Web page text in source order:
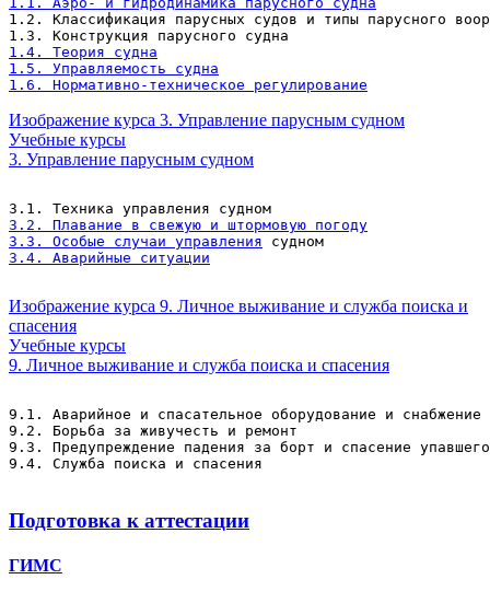
1.2. Классификация парусных судов и типы парусного
1.3. Конструкция парусного судна
1.4. Теория судна
1.5. Управляемость судна
1.6. Нормативно-техническое регулирование
Изображение курса 3. Управление парусным судном
Учебные курсы
3. Управление парусным судном
3.1. Техника управления судном
3.2. Плавание в свежую и штормовую погоду
3.3. Особые случаи управления судном
3.4. Аварийные ситуации
Изображение курса 9. Личное выживание и служба поиска и
спасения
Учебные курсы
9. Личное выживание и служба поиска и спасения
9.1. Аварийное и спасательное оборудование и снабжение
9.2. Борьба за живучесть и ремонт
9.3. Предупреждение падения за борт и спасение упавшего
9.4. Служба поиска и спасения
Подготовка к аттестации
ГИМС